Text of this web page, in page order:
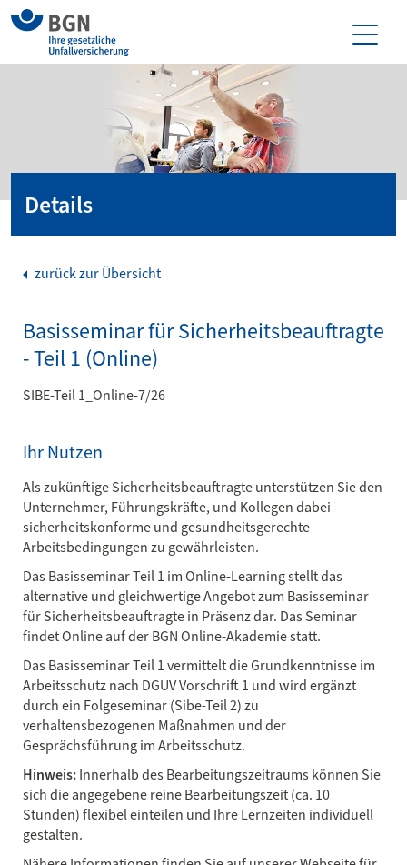
Details
zurück zur Übersicht
Basisseminar für Sicherheitsbeauftragte
- Teil 1 (Online)
SIBE-Teil 1_Online-7/26
Ihr Nutzen
Als zukünftige Sicherheitsbeauftragte unterstützen Sie den
Unternehmer, Führungskräfte, und Kollegen dabei
sicherheitskonforme und gesundheitsgerechte
Arbeitsbedingungen zu gewährleisten.
Das Basisseminar Teil 1 im Online-Learning stellt das
alternative und gleichwertige Angebot zum Basisseminar
für Sicherheitsbeauftragte in Präsenz dar. Das Seminar
findet Online auf der BGN Online-Akademie statt.
Das Basisseminar Teil 1 vermittelt die Grundkenntnisse im
Arbeitsschutz nach DGUV Vorschrift 1 und wird ergänzt
durch ein Folgeseminar (Sibe-Teil 2) zu
verhaltensbezogenen Maßnahmen und der
Gesprächsführung im Arbeitsschutz.
Hinweis:Innerhalb des Bearbeitungszeitraums können Sie
sich die angegebene reine Bearbeitungszeit (ca. 10
Stunden) flexibel einteilen und Ihre Lernzeiten individuell
gestalten.